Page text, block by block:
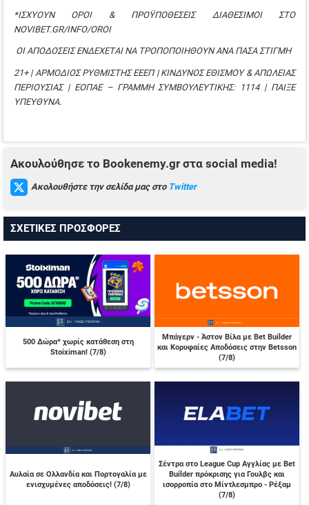
*ΙΣΧΥΟΥΝ ΟΡΟΙ & ΠΡΟΫΠΟΘΕΣΕΙΣ ΔΙΑΘΕΣΙΜΟΙ ΣΤΟ
NOVIBET.GR/INFO/OROI
ΟΙ ΑΠΟΔΟΣΕΙΣ ΕΝΔΕΧΕΤΑΙ ΝΑ ΤΡΟΠΟΠΟΙΗΘΟΥΝ ΑΝΑ ΠΑΣΑ ΣΤΙΓΜΗ
21+ | ΑΡΜΟΔΙΟΣ ΡΥΘΜΙΣΤΗΣ ΕΕΕΠ | ΚΙΝΔΥΝΟΣ ΕΘΙΣΜΟΥ & ΑΠΩΛΕΙΑΣ
ΠΕΡΙΟΥΣΙΑΣ | ΕΟΠΑΕ – ΓΡΑΜΜΗ ΣΥΜΒΟΥΛΕΥΤΙΚΗΣ: 1114 | ΠΑΙΞΕ
ΥΠΕΥΘΥΝΑ.
Aκουλούθησε το Bookenemy.gr στα social media!
Ακολουθήστε την σελίδα μας στο Twitter
ΣΧΕΤΙΚΕΣ ΠΡΟΣΦΟΡΕΣ
500 Δώρα* χωρίς κατάθεση στη
Stoiximan! (7/8)
Μπάγερν - Άστον Βίλα με Bet Builder
και Κορυφαίες Αποδόσεις στην Betsson
(7/8)
Αυλαία σε Ολλανδία και Πορτογαλία με
ενισχυμένες αποδόσεις! (7/8)
Σέντρα στο League Cup Αγγλίας με Bet
Builder πρόκρισης για Γουλβς και
ισορροπία στο Μίντλεσμπρο - Ρέξαμ
(7/8)